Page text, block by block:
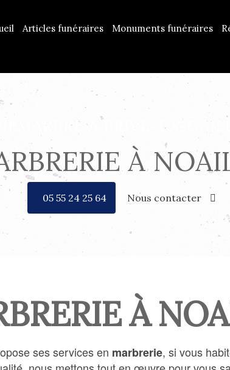
Articles funéraires Monuments funéraires
À BRIVE-LA-
À
05 55 24 25 64 Nous contacter
À
ses services en marbrerie, si vous